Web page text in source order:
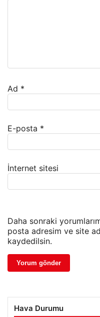
Ad *
E-posta *
İnternet sitesi
Daha sonraki
posta adresim ve site
kaydedilsin.
Hava Durumu